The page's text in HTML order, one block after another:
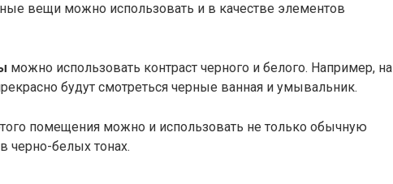
вещи можно использовать и в качестве элементов
можно использовать контраст черного и белого. Например, на
будут смотреться черные ванная и умывальник.
помещения можно и использовать не только обычную
черно-белых тонах.